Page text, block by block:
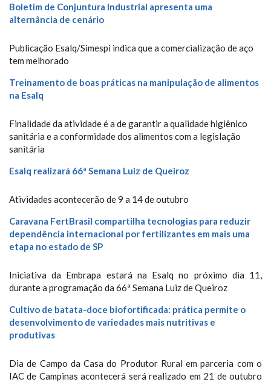
Boletim de Conjuntura Industrial apresenta uma
alternância de cenário
Publicação Esalq/Simespi indica que a comercialização de aço
tem melhorado
Treinamento de boas práticas na manipulação de alimentos
na Esalq
Finalidade da atividade é a de garantir a qualidade higiênico
sanitária e a conformidade dos alimentos com a legislação
sanitária
Esalq realizará 66ª Semana Luiz de Queiroz
Atividades acontecerão de 9 a 14 de outubro
Caravana FertBrasil compartilha tecnologias para reduzir
dependência internacional por fertilizantes em mais uma
etapa no estado de SP
Iniciativa da Embrapa estará na Esalq no próximo dia 11,
durante a programação da 66ª Semana Luiz de Queiroz
Cultivo de batata-doce biofortificada: prática permite o
desenvolvimento de variedades mais nutritivas e
produtivas
Dia de Campo da Casa do Produtor Rural em parceria com o
IAC de Campinas acontecerá será realizado em 21 de outubro